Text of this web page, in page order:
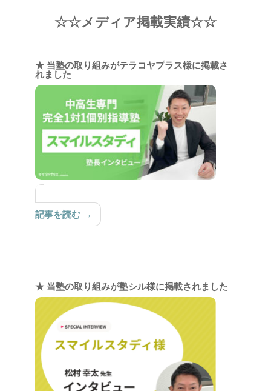
☆☆メディア掲載実績☆☆
★ 当塾の取り組みがテラコヤプラス様に掲載さ
れました
記事を読む →
★ 当塾の取り組みが塾シル様に掲載されました